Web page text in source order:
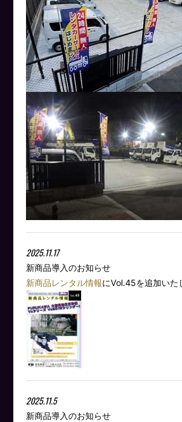
2025.11.17
新商品導入のお知らせ
新商品レンタル情報にVol.45を追加いた
2025.11.5
新商品導入のお知らせ